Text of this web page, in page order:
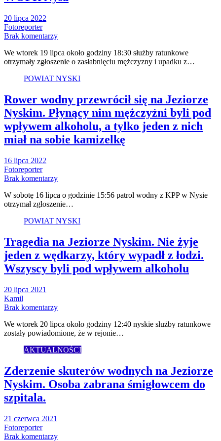
20 lipca 2022
Fotoreporter
Brak komentarzy
We wtorek 19 lipca około godziny 18:30 służby ratunkowe
otrzymały zgłoszenie o zasłabnięciu mężczyzny i upadku z…
POWIAT NYSKI
Rower wodny przewrócił się na Jeziorze
Nyskim. Płynący nim mężczyźni byli pod
wpływem alkoholu, a tylko jeden z nich
miał na sobie kamizelkę
16 lipca 2022
Fotoreporter
Brak komentarzy
W sobotę 16 lipca o godzinie 15:56 patrol wodny z KPP w Nysie
otrzymał zgłoszenie…
POWIAT NYSKI
Tragedia na Jeziorze Nyskim. Nie żyje
jeden z wędkarzy, który wypadł z łodzi.
Wszyscy byli pod wpływem alkoholu
20 lipca 2021
Kamil
Brak komentarzy
We wtorek 20 lipca około godziny 12:40 nyskie służby ratunkowe
zostały powiadomione, że w rejonie…
AKTUALNOŚCI
Zderzenie skuterów wodnych na Jeziorze
Nyskim. Osoba zabrana śmigłowcem do
szpitala.
21 czerwca 2021
Fotoreporter
Brak komentarzy